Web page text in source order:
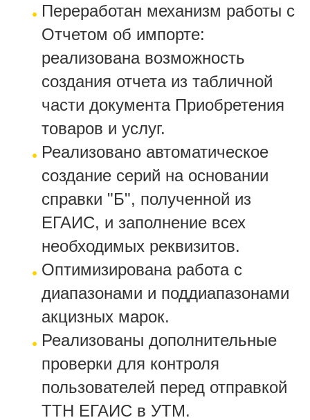
Переработан механизм работы с
Отчетом об импорте:
реализована возможность
создания отчета из табличной
части документа Приобретения
товаров и услуг.
Реализовано автоматическое
создание серий на основании
справки "Б", полученной из
ЕГАИС, и заполнение всех
необходимых реквизитов.
Оптимизирована работа с
диапазонами и поддиапазонами
акцизных марок.
Реализованы дополнительные
проверки для контроля
пользователей перед отправкой
ТТН ЕГАИС в УТМ.